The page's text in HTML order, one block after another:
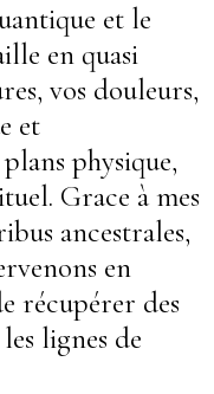
et le
en quasi
vos douleurs,
et
physique,
Grace à mes
ancestrales,
en
récupérer des
lignes de